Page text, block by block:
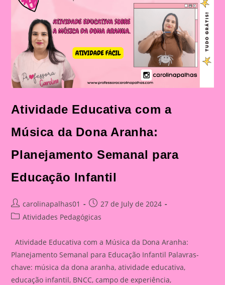
Infantil
Atividade Educativa com a
Música da Dona Aranha:
Planejamento Semanal para
Educação Infantil
Post
author:
carolinapalhas01
Post
published:
27 de July de 2024
PostAtividades Pedagógicas
Atividade Educativa com a Música da Dona Aranha:
Planejamento Semanal para Educação Infantil Palavras-
chave: música da dona aranha, atividade educativa,
educação infantil, BNCC, campo de experiência,